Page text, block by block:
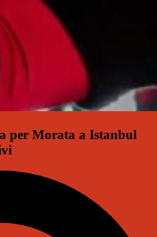
per Morata a Istanbul